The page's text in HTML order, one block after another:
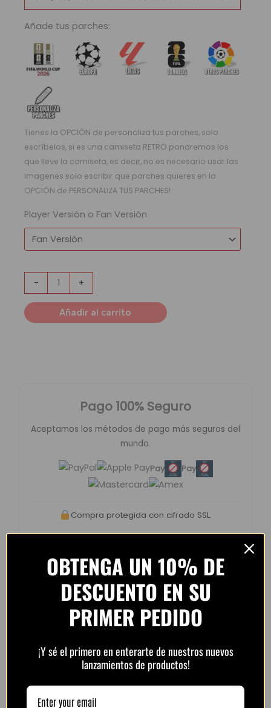
Añade tus parches:
Tienes la OPCIÓN de personaliza tus parches, solo
escríbelos, si es una camiseta RETRO pondremos los
que lleve la camiseta, es decir, no es necesario usar las
imagenes solo escribir que parches quieres en la
OPCIÓN de PERSONALIZA TUS PARCHES!
Player Versión o Fan Versión
- +
Añadir al carrito
Pago 100% Seguro
Aceptamos los métodos de pago más seguros del
mundo.
Pay Pay
Compra protegida con cifrado SSL.
Opiniones de clientes –
PlayFutbol
4.8 / 5 basado en1.240
opiniones
“Camiseta mejor de lo esperado. El envío
OBTENGA UN 10% DE
DESCUENTO EN SU
PRIMER PEDIDO
¡Y sé el primero en enterarte de nuestros nuevos
lanzamientos de productos!